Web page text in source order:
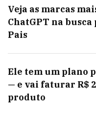
Veja as marcas
ChatGPT na
Pais
Ele tem um plano
— e vai faturar R$
produto